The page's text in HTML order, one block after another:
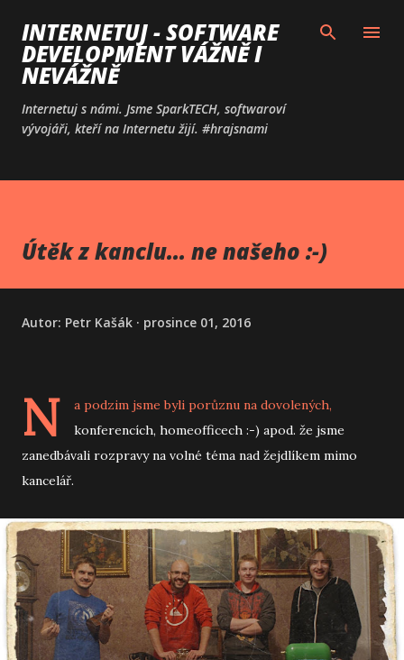
Přeskočit na hlavní obsah
INTERNETUJ - SOFTWARE
DEVELOPMENT VÁŽNĚ I
NEVÁŽNĚ
Internetuj s námi. Jsme SparkTECH, softwaroví
vývojáři, kteří na Internetu žijí. #hrajsnami
Útěk z kanclu... ne našeho :-)
Autor: Petr Kašák prosince 01, 2016
N
a podzim jsme byli porůznu na dovolených,
konferencích, homeofficech :-) apod. že jsme
zanedbávali rozpravy na volné téma nad žejdlíkem mimo
kancelář.